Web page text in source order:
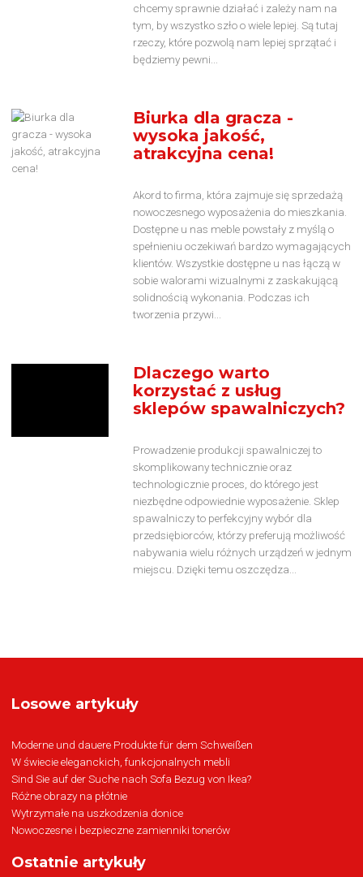
chcemy sprawnie działać i zależy nam na
tym, by wszystko szło o wiele lepiej. Są tutaj
rzeczy, które pozwolą nam lepiej sprzątać i
będziemy pewni...
Biurka dla gracza -
wysoka jakość,
atrakcyjna cena!
Akord to firma, która zajmuje się sprzedażą
nowoczesnego wyposażenia do mieszkania.
Dostępne u nas meble powstały z myślą o
spełnieniu oczekiwań bardzo wymagających
klientów. Wszystkie dostępne u nas łączą w
sobie walorami wizualnymi z zaskakującą
solidnością wykonania. Podczas ich
tworzenia przywi...
Dlaczego warto
korzystać z usług
sklepów spawalniczych?
Prowadzenie produkcji spawalniczej to
skomplikowany technicznie oraz
technologicznie proces, do którego jest
niezbędne odpowiednie wyposażenie. Sklep
spawalniczy to perfekcyjny wybór dla
przedsiębiorców, którzy preferują możliwość
nabywania wielu różnych urządzeń w jednym
miejscu. Dzięki temu oszczędza...
Losowe artykuły
Moderne und dauere Produkte für dem Schweißen
W świecie eleganckich, funkcjonalnych mebli
Sind Sie auf der Suche nach Sofa Bezug von Ikea?
Różne obrazy na płótnie
Wytrzymałe na uszkodzenia donice
Nowoczesne i bezpieczne zamienniki tonerów
Ostatnie artykuły